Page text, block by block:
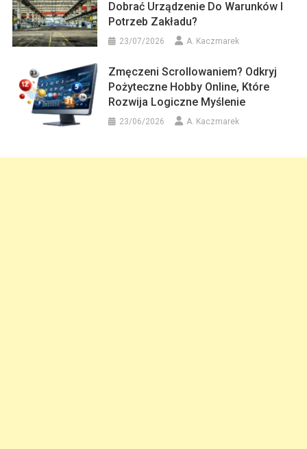
Dobrać Urządzenie Do Warunków I
Potrzeb Zakładu?
23/07/2026 A. Kaczmarek
Zmęczeni Scrollowaniem? Odkryj
Pożyteczne Hobby Online, Które
Rozwija Logiczne Myślenie
23/06/2026 A. Kaczmarek